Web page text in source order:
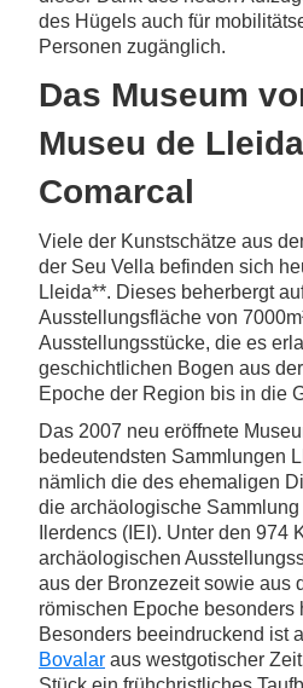
des Hügels auch für
Personen zugänglich.
Das Museum
Museu de
Comarcal
Viele der Kunstschätze aus
der Seu Vella befinden sich
Lleida**. Dieses beherbergt
Ausstellungsfläche von
Ausstellungsstücke, die es
geschichtlichen Bogen aus
Epoche der Region bis in die
Das 2007 neu eröffnete
bedeutendsten Sammlungen
nämlich die des ehemaligen
die archäologische
Ilerdencs (IEI). Unter den 974
archäologischen
aus der Bronzezeit sowie aus
römischen Epoche besonders
Besonders beeindruckend ist
Bovalar aus westgotischer